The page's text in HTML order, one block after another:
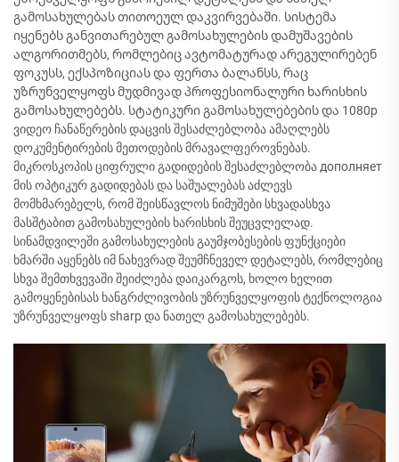
გამოსახულებას თითოეულ დაკვირვებაში. სისტემა
იყენებს განვითარებულ გამოსახულების დამუშავების
ალგორითმებს, რომლებიც ავტომატურად არეგულირებენ
ფოკუსს, ექსპოზიციას და ფერთა ბალანსს, რაც
უზრუნველყოფს მუდმივად პროფესიონალური ხარისხის
გამოსახულებებს. სტატიკური გამოსახულებების და 1080p
ვიდეო ჩანაწერების დაცვის შესაძლებლობა ამაღლებს
დოკუმენტირების მეთოდების მრავალფეროვნებას.
მიკროსკოპის ციფრული გადიდების შესაძლებლობა дополняет
მის ოპტიკურ გადიდებას და საშუალებას აძლევს
მომხმარებელს, რომ შეისწავლოს ნიმუშები სხვადასხვა
მასშტაბით გამოსახულების ხარისხის შეუცვლელად.
სინამდვილეში გამოსახულების გაუმჯობესების ფუნქციები
ხმარში აყენებს იმ ნახევრად შეუმჩნეველ დეტალებს, რომლებიც
სხვა შემთხვევაში შეიძლება დაიკარგოს, ხოლო ხელით
გამოყენებისას ხანგრძლივობის უზრუნველყოფის ტექნოლოგია
უზრუნველყოფს sharp და ნათელ გამოსახულებებს.